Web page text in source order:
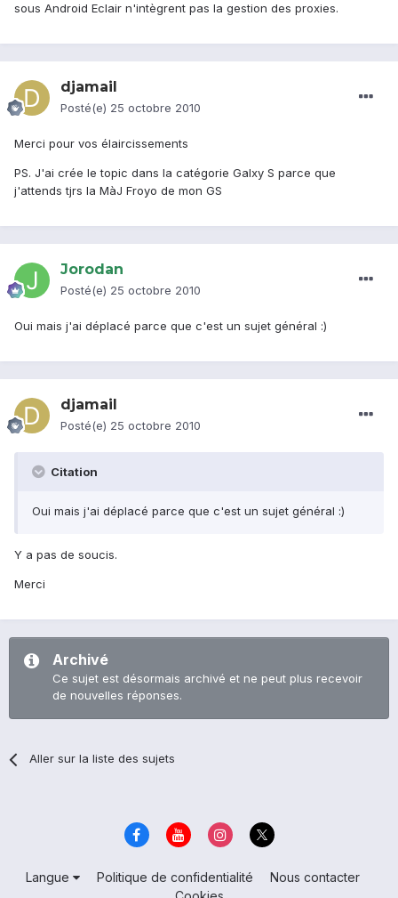
sous Android Eclair n'intègrent pas la gestion des proxies.
djamail
Posté(e) 25 octobre 2010
Merci pour vos élaircissements
PS. J'ai crée le topic dans la catégorie Galxy S parce que
j'attends tjrs la MàJ Froyo de mon GS
Jorodan
Posté(e) 25 octobre 2010
Oui mais j'ai déplacé parce que c'est un sujet général :)
djamail
Posté(e) 25 octobre 2010
Citation
Oui mais j'ai déplacé parce que c'est un sujet général :)
Y a pas de soucis.
Merci
Archivé
Ce sujet est désormais archivé et ne peut plus recevoir
de nouvelles réponses.
Aller sur la liste des sujets
Langue Politique de confidentialité
Nous contacter